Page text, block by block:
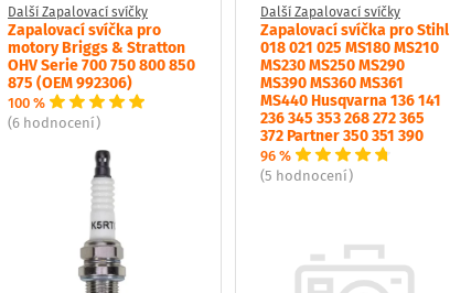
Další Zapalovací svíčky
Zapalovací svíčka pro
motory Briggs & Stratton
OHV Serie 700 750 800 850
875 (OEM 992306)
100 %
(6 hodnocení)
Další Zapalovací svíčky
Zapalovací svíčka pro Stihl
018 021 025 MS180 MS210
MS230 MS250 MS290
MS390 MS360 MS361
MS440 Husqvarna 136 141
236 345 353 268 272 365
372 Partner 350 351 390
96 %
(5 hodnocení)